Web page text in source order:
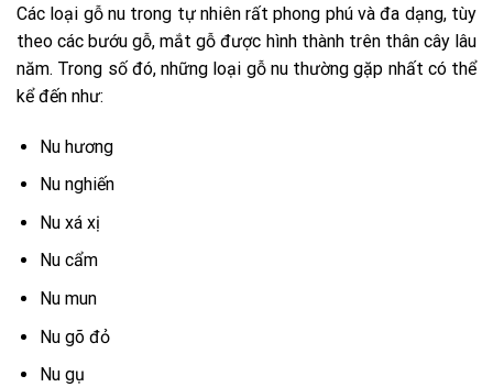
Các loại gỗ nu trong tự nhiên rất phong phú và đa dạng, tùy
theo các bướu gỗ, mắt gỗ được hình thành trên thân cây lâu
năm. Trong số đó, những loại gỗ nu thường gặp nhất có thể
kể đến như:
Nu hương
Nu nghiến
Nu xá xị
Nu cẩm
Nu mun
Nu gõ đỏ
Nu gụ